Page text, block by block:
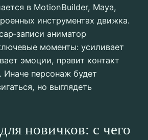
в MotionBuilder, Maya,
инструментах движка.
аниматор
моменты: усиливает
эмоции, правит контакт
Иначе персонаж будет
но выглядеть
новичков: с чего